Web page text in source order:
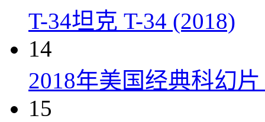
T-34坦克 T-34 (2018)
14
2018年美国经典科幻
15